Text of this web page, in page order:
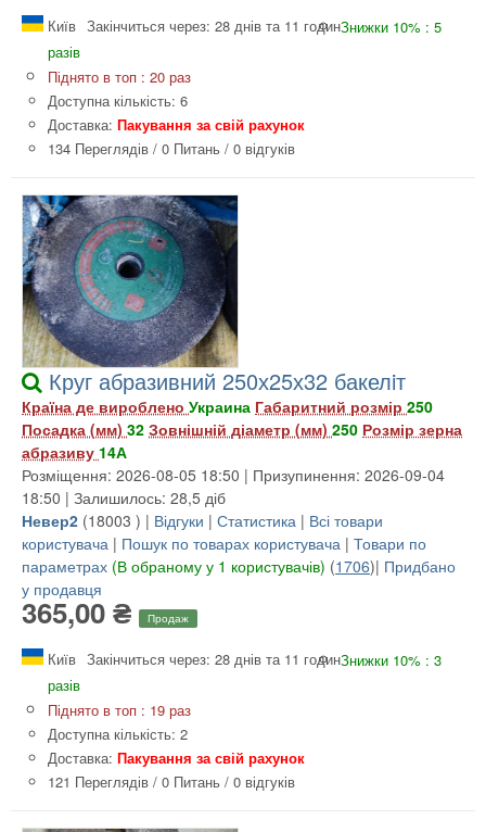
Київ Закінчиться через: 28 днів та 11 годинЗнижки 10% : 5
разів
Піднято в топ : 20 раз
Доступна кількість: 6
Доставка: Пакування за свій рахунок
134 Переглядів / 0 Питань / 0 відгуків
Круг абразивний 250х25х32 бакелiт
Країна де вироблено Украина Габаритний розмір 250
Посадка (мм) 32 Зовнішній діаметр (мм) 250 Розмір зерна
абразиву 14А
Розміщення: 2026-08-05 18:50 | Призупинення: 2026-09-04
18:50 | Залишилось: 28,5 діб
Невер2 (18003 ) | Відгуки | Статистика | Всі товари
користувача | Пошук по товарах користувача | Товари по
параметрах (В обраному у 1 користувачів) (1706)| Придбано
у продавця
365,00 ₴ Продаж
Київ Закінчиться через: 28 днів та 11 годинЗнижки 10% : 3
разів
Піднято в топ : 19 раз
Доступна кількість: 2
Доставка: Пакування за свій рахунок
121 Переглядів / 0 Питань / 0 відгуків